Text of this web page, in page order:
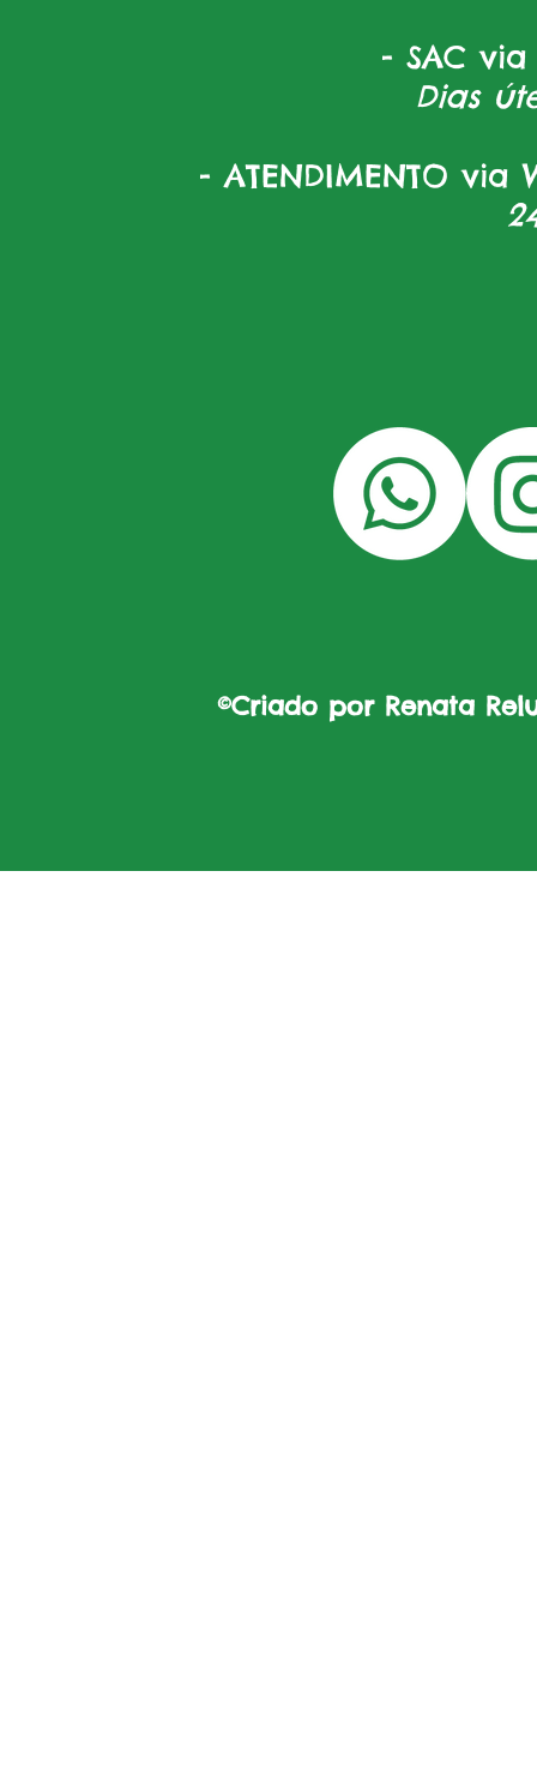
- SAC via
Dias
- ATENDIMENTO via
©Criado por Renata